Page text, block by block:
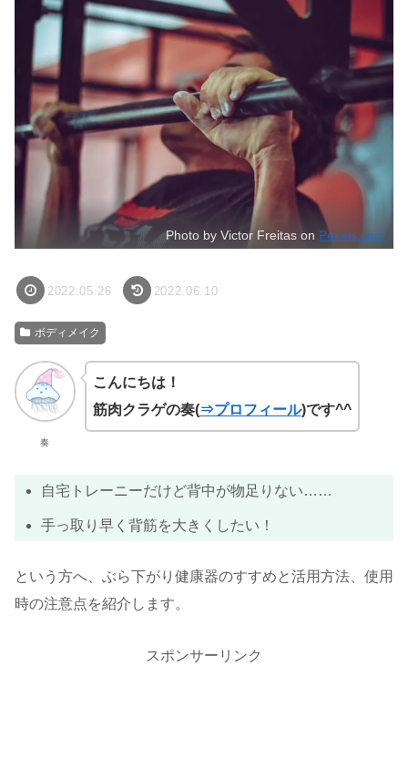
Photo by Victor Freitas on Pexels.com
2022.05.26 2022.06.10
ボディメイク
奏
こんにちは！
筋肉クラゲの奏(⇒プロフィール)です^^
自宅トレーニーだけど背中が物足りない……
手っ取り早く背筋を大きくしたい！
という方へ、ぶら下がり健康器のすすめと活用方法、使用
時の注意点を紹介します。
スポンサーリンク